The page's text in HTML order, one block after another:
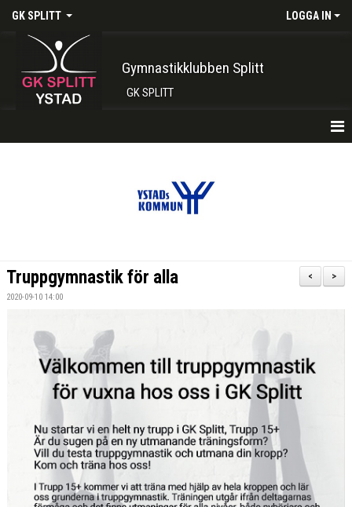
GK SPLITT LOGGA IN
Gymnastikklubben Splitt
GK SPLITT
INTRESSEANMÄLAN
GRUPPER OCH TIDER
STÖDMEDLEM
SPONSRING
FRÅGOR & SVAR
FUNKTIONÄRER
>
<
Truppgymnastik för alla
2020-09-10 14:00